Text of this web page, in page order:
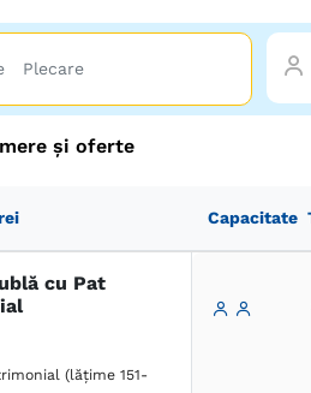
și oferte
Capacitate
cu Pat
(lățime 151-